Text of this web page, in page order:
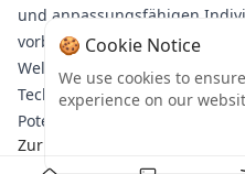
und anpassungsfähigen
vorbereitet sind, in einer
Welt erfolgreich zu sein, und
Technologie eine echte
Potenzials darstellt und
Zurück
🍪 Cookie Notice
We use cookies to
experience on our